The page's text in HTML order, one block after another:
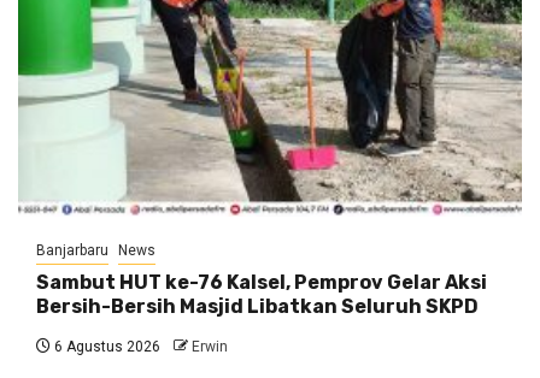
Banjarbaru News
Sambut HUT ke-76 Kalsel, Pemprov Gelar Aksi
Bersih-Bersih Masjid Libatkan Seluruh SKPD
6 Agustus 2026 Erwin